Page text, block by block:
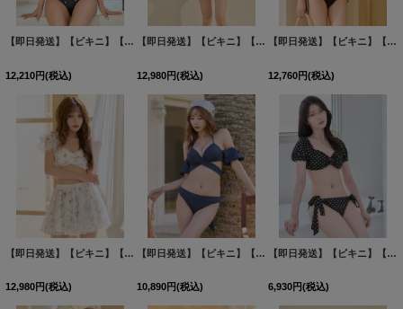
【即日発送】【ビキニ】【水着】サイドリボンビジュースタッズビキニ 2点セット [FB01]三上悠亜着用
12,210円(税込)
【即日発送】【ビキニ】【水着】チュール花柄トップス付きビキニ 3点セット [FB01]吉木千沙都（ちぃぽぽ）着用
12,980円(税込)
【即日発送】【ビキニ】【水着】立体フラワービキニ 2点セット [FB01]吉木千沙都（ちぃぽぽ）着用
12,760円(税込)
【即日発送】【ビキニ】【水着】フラワーモチーフシアーリボンビキニ 3点セット [FB01]吉木千沙都（ちぃぽぽ）着用
12,980円(税込)
【即日発送】【ビキニ】【水着】オフショルデニムビキニ 2点セット [FB01]
10,890円(税込)
【即日発送】【ビキニ】【水着】ドットリボン2WAYビキニ 2点セット [FB01]
6,930円(税込)